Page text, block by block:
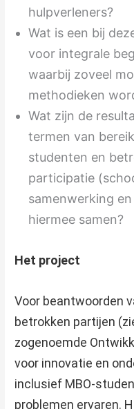
hulpverleners?
Wat is een bij
voor integrale
waarbij zoveel
methodieken
Wat zijn de
termen van
studenten en
participatie
samenwerking
hiermee samen?
Het project
Voor beantwoorden
betrokken partijen
zogenoemde
voor innovatie en
inclusief MBO-
problemen ervaren.